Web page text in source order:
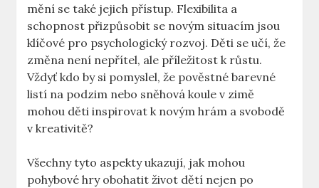
mění se také jejich přístup. Flexibilita a
schopnost přizpůsobit se novým situacím jsou
klíčové pro psychologický rozvoj. Děti se učí, že
změna není nepřítel, ale příležitost k růstu.
Vždyť kdo by si pomyslel, že pověstné barevné
listí na podzim nebo sněhová koule v zimě
mohou děti inspirovat k novým hrám a svobodě
v kreativitě?
Všechny tyto aspekty ukazují, jak mohou
pohybové hry obohatit život dětí nejen po